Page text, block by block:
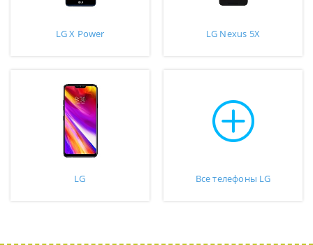
LG X Power LG Nexus 5X
LG Все телефоны LG